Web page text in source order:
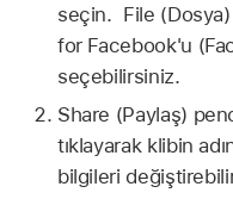
seçin. File
for Facebook'u
seçebilirsiniz.
Share (Paylaş)
tıklayarak klibin
bilgileri